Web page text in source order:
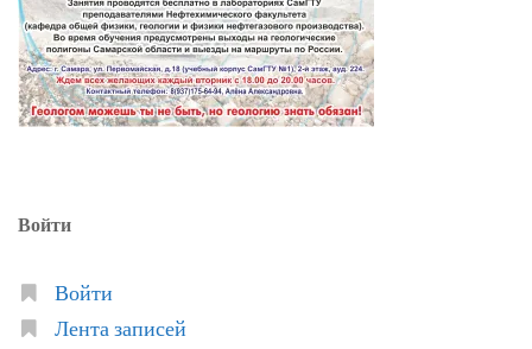
Войти
Войти
Лента записей